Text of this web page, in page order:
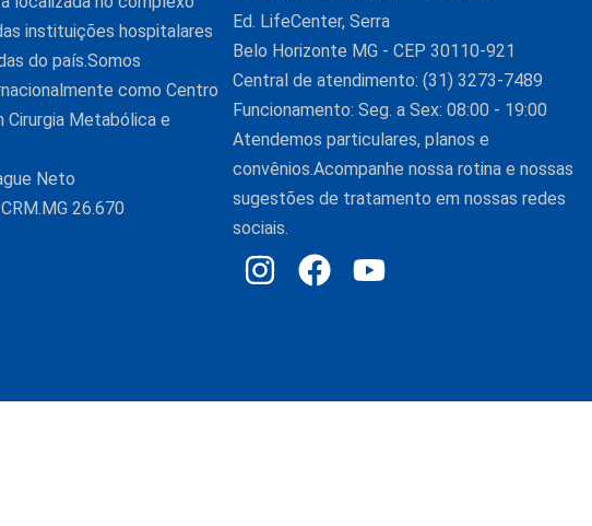
instituições hospitalares
do país.Somos
como Centro
Cirurgia Metabólica e
Neto
26.670
Ed. LifeCenter, Serra
Belo Horizonte MG - CEP 30110-921
Central de atendimento: (31) 3273-7489
Funcionamento: Seg. a Sex: 08:00 - 19:00
Atendemos particulares, planos e
convênios.Acompanhe nossa rotina e nossas
sugestões de tratamento em nossas redes
sociais.